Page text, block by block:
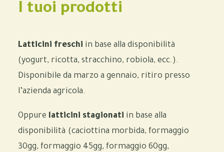
I tuoi prodotti
Latticini freschi in base alla disponibilità
(yogurt, ricotta, stracchino, robiola, ecc.).
Disponibile da marzo a gennaio, ritiro presso
l’azienda agricola.
Oppure latticini stagionati in base alla
disponibilità (caciottina morbida, formaggio
30gg, formaggio 45gg, formaggio 60gg,